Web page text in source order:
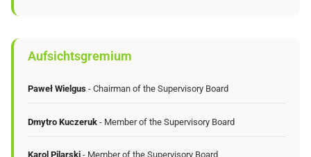
Aufsichtsgremium
Paweł Wielgus - Chairman of the Supervisory Board
Dmytro Kuczeruk - Member of the Supervisory Board
Karol Pilarski - Member of the Supervisory Board